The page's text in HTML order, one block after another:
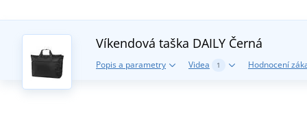
Víkendová taška DAILY Černá
Popis a parametry Videa 1 Hodnocení